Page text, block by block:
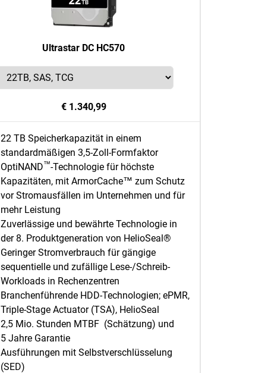
Ultrastar DC HC570
€ 1.340,99
22 TB Speicherkapazität in einem
standardmäßigen 3,5-Zoll-Formfaktor
OptiNAND™-Technologie für höchste
Kapazitäten, mit ArmorCache™ zum Schutz
vor Stromausfällen im Unternehmen und für
mehr Leistung
Zuverlässige und bewährte Technologie in
der 8. Produktgeneration von HelioSeal®
Geringer Stromverbrauch für gängige
sequentielle und zufällige Lese-/Schreib-
Workloads in Rechenzentren
Branchenführende HDD-Technologien; ePMR,
Triple-Stage Actuator (TSA), HelioSeal
2,5 Mio. Stunden MTBF (Schätzung) und
5 Jahre Garantie
Ausführungen mit Selbstverschlüsselung
(SED)